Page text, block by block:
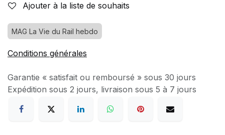
Ajouter à la liste de souhaits
MAG La Vie du Rail hebdo
Conditions générales
Garantie « satisfait ou remboursé » sous 30 jours
Expédition sous 2 jours, livraison sous 5 à 7 jours